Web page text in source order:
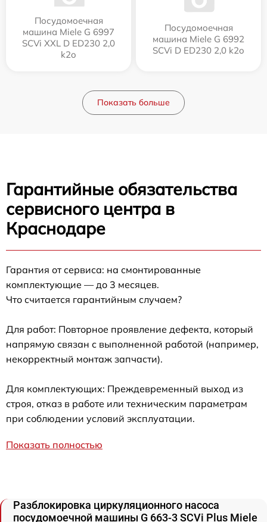
Посудомоечная
машина Miele G 6997
SCVi XXL D ED230 2,0
k2o
Посудомоечная
машина Miele G 6992
SCVi D ED230 2,0 k2o
Показать больше
Гарантийные обязательства
сервисного центра в
Краснодаре
Гарантия от сервиса: на смонтированные
комплектующие — до 3 месяцев.
Что считается гарантийным случаем?
Для работ: Повторное проявление дефекта, который
напрямую связан с выполненной работой (например,
некорректный монтаж запчасти).
Для комплектующих: Преждевременный выход из
строя, отказ в работе или техническим параметрам
при соблюдении условий эксплуатации.
Показать полностью
Разблокировка циркуляционного насоса
посудомоечной машины G 663-3 SCVi Plus Miele